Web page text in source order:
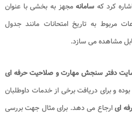
کرد که سامانهمجهز به بخشی با عنوان
مربوط به تاریخ امتحانات مانند جدول
مشاهده می سازد.
دفتر سنجش مهارت و صلاحیت حرفه ای
بوده و برای دریافت برخی از خدمات داوطلبان
ایارجاع می دهد. برای مثال جهت بررسی